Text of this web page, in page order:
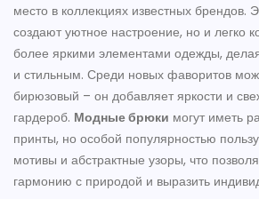
место в коллекциях известных брендов.
создают уютное настроение, но и легко
более яркими элементами одежды,
и стильным. Среди новых фаворитов
бирюзовый – он добавляет яркости и
гардероб. Модные брюки могут иметь
принты, но особой популярностью
мотивы и абстрактные узоры, что
гармонию с природой и выразить